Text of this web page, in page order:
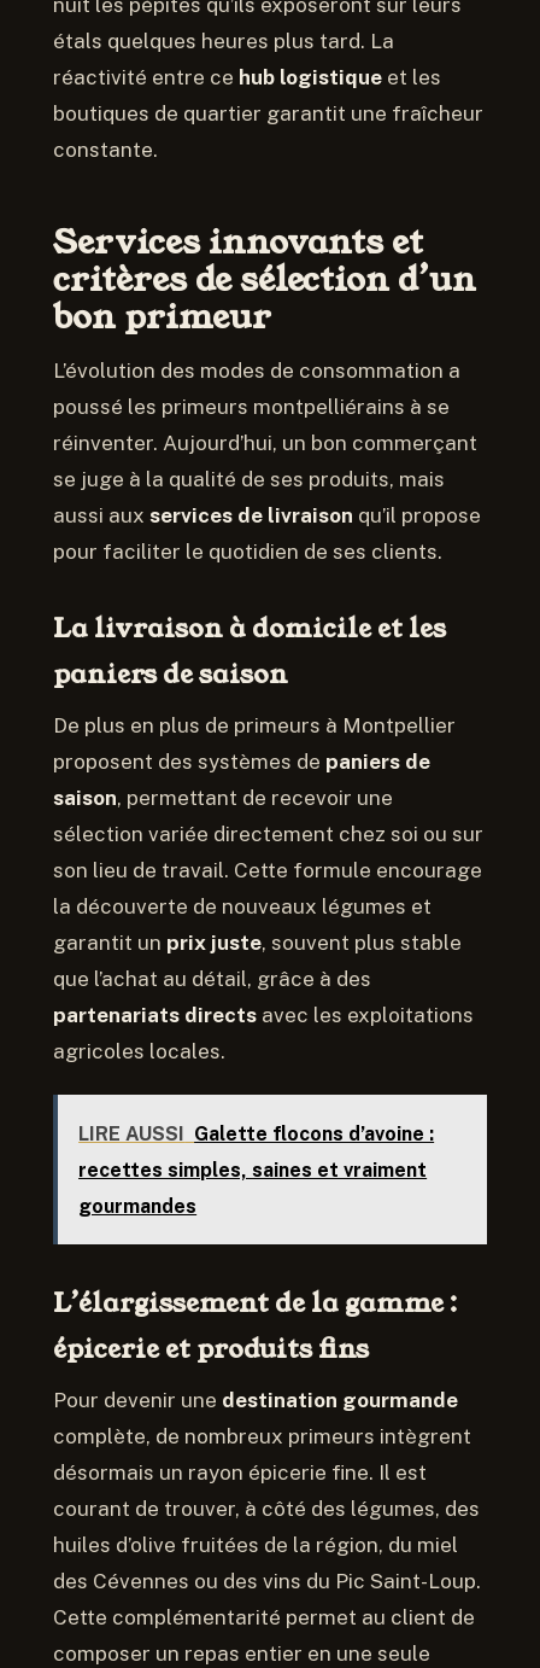
nuit les pépites qu’ils exposeront sur leurs
étals quelques heures plus tard. La
réactivité entre ce hub logistique et les
boutiques de quartier garantit une fraîcheur
constante.
Services innovants et
critères de sélection d’un
bon primeur
L’évolution des modes de consommation a
poussé les primeurs montpelliérains à se
réinventer. Aujourd’hui, un bon commerçant
se juge à la qualité de ses produits, mais
aussi aux services de livraison qu’il propose
pour faciliter le quotidien de ses clients.
La livraison à domicile et les
paniers de saison
De plus en plus de primeurs à Montpellier
proposent des systèmes de paniers de
saison, permettant de recevoir une
sélection variée directement chez soi ou sur
son lieu de travail. Cette formule encourage
la découverte de nouveaux légumes et
garantit un prix juste, souvent plus stable
que l’achat au détail, grâce à des
partenariats directs avec les exploitations
agricoles locales.
LIRE AUSSI Galette flocons d’avoine :
recettes simples, saines et vraiment
gourmandes
L’élargissement de la gamme :
épicerie et produits fins
Pour devenir une destination gourmande
complète, de nombreux primeurs intègrent
désormais un rayon épicerie fine. Il est
courant de trouver, à côté des légumes, des
huiles d’olive fruitées de la région, du miel
des Cévennes ou des vins du Pic Saint-Loup.
Cette complémentarité permet au client de
composer un repas entier en une seule